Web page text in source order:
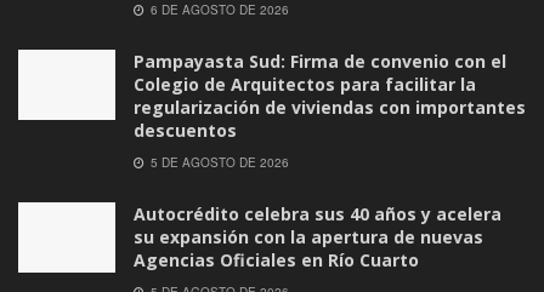
6 DE AGOSTO DE 2026
Pampayasta Sud: Firma de convenio con el
Colegio de Arquitectos para facilitar la
regularización de viviendas con importantes
descuentos
5 DE AGOSTO DE 2026
Autocrédito celebra sus 40 años y acelera
su expansión con la apertura de nuevas
Agencias Oficiales en Río Cuarto